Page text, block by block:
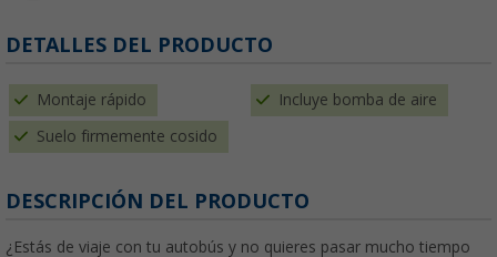
DETALLES DEL PRODUCTO
Montaje rápido Incluye bomba de aire
Suelo firmemente cosido
DESCRIPCIÓN DEL PRODUCTO
¿Estás de viaje con tu autobús y no quieres pasar mucho tiempo